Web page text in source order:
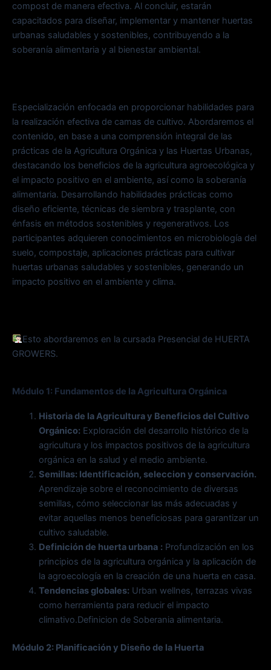
compost de manera efectiva. Al concluir, estarán
capacitados para diseñar, implementar y mantener huertas
urbanas saludables y sostenibles, contribuyendo a la
soberanía alimentaria y al bienestar ambiental.
Especialización enfocada en proporcionar habilidades para
la realización efectiva de camas de cultivo. Abordaremos el
contenido, en base a una comprensión integral de las
prácticas de la Agricultura Orgánica y las Huertas Urbanas,
destacando los beneficios de la agricultura agroecológica y
el impacto positivo en el ambiente, así como la soberanía
alimentaria. Desarrollando habilidades prácticas como
diseño eficiente, técnicas de siembra y trasplante, con
énfasis en métodos sostenibles y regenerativos. Los
participantes adquieren conocimientos en microbiología del
suelo, compostaje, aplicaciones prácticas para cultivar
huertas urbanas saludables y sostenibles, generando un
impacto positivo en el ambiente y clima.
Esto abordaremos en la cursada Presencial de HUERTA
GROWERS.
Módulo 1: Fundamentos de la Agricultura Orgánica
Historia de la Agricultura y Beneficios del Cultivo
Orgánico:Exploración del desarrollo histórico de la
agricultura y los impactos positivos de la agricultura
orgánica en la salud y el medio ambiente.
Semillas: Identificación, seleccion y conservación.
Aprendizaje sobre el reconocimiento de diversas
semillas, cómo seleccionar las más adecuadas y
evitar aquellas menos beneficiosas para garantizar un
cultivo saludable.
Definición de huerta urbana :Profundización en los
principios de la agricultura orgánica y la aplicación de
la agroecología en la creación de una huerta en casa.
Tendencias globales:Urban wellnes, terrazas vivas
como herramienta para reducir el impacto
climativo.Definicion de Soberania alimentaria.
Módulo 2: Planificación y Diseño de la Huerta